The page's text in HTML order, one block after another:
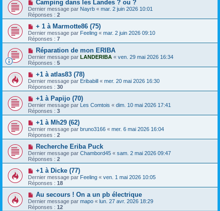
Camping dans les Landes ? ou ?
Dernier message par Nayrb « mar. 2 juin 2026 10:01
Réponses : 2
+ 1 à Marmotte86 (75)
Dernier message par Feeling « mar. 2 juin 2026 09:10
Réponses : 7
Réparation de mon ERIBA
Dernier message par LANDERIBA « ven. 29 mai 2026 16:34
Réponses : 5
+1 à atlas83 (78)
Dernier message par Eribabill « mer. 20 mai 2026 16:30
Réponses : 30
+1 à Papijo (70)
Dernier message par Les Comtois « dim. 10 mai 2026 17:41
Réponses : 3
+1 à Mh29 (62)
Dernier message par bruno3166 « mer. 6 mai 2026 16:04
Réponses : 2
Recherche Eriba Puck
Dernier message par Chambord45 « sam. 2 mai 2026 09:47
Réponses : 2
+1 à Dicke (77)
Dernier message par Feeling « ven. 1 mai 2026 10:05
Réponses : 18
Au secours ! On a un pb électrique
Dernier message par mapo « lun. 27 avr. 2026 18:29
Réponses : 12